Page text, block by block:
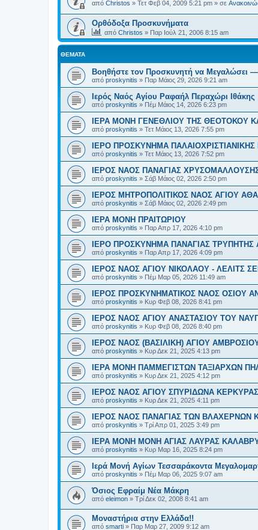
από Christos » Τετ Φεβ 04, 2009 5:21 pm » σε
Ορθόδοξα Προσκυνήματα
από Christos » Παρ Ιούλ 21, 2006 8:15 am
ΘΈΜΑΤΑ
Βοηθήστε τον Προσκυνητή να Μεγαλώσει
από proskynitis » Παρ Μάιος 29, 2026 9:21 am
Ιερός Ναός Αγίου Ραφαήλ Περαχώρι Ιθάκης
από proskynitis » Πέμ Μάιος 14, 2026 6:23 pm
ΙΕΡΑ ΜΟΝΗ ΓΕΝΕΘΛΙΟΥ ΤΗΣ ΘΕΟΤΟΚΟΥ
από proskynitis » Τετ Μάιος 13, 2026 7:55 pm
ΙΕΡΟ ΠΡΟΣΚΥΝΗΜΑ ΠΑΛΑΙΟΧΡΙΣΤΙΑΝΙΚΗΣ
από proskynitis » Τετ Μάιος 13, 2026 7:52 pm
ΙΕΡΟΣ ΝΑΟΣ ΠΑΝΑΓΙΑΣ
από proskynitis » Σάβ Μάιος 02, 2026 2:50 pm
ΙΕΡΟΣ ΜΗΤΡΟΠΟΛΙΤΙΚΟΣ ΝΑΟΣ ΑΓΙΟΥ
από proskynitis » Σάβ Μάιος 02, 2026 2:49 pm
ΙΕΡΑ ΜΟΝΗ ΠΡΑΙΤΩΡΙΟΥ
από proskynitis » Παρ Απρ 17, 2026 4:10 pm
ΙΕΡΟ ΠΡΟΣΚΥΝΗΜΑ ΠΑΝΑΓΙΑΣ ΤΡΥΠΗΤΗΣ
από proskynitis » Παρ Απρ 17, 2026 4:09 pm
ΙΕΡΟΣ ΝΑΟΣ ΑΓΙΟΥ ΝΙΚΟΛΑΟΥ - ΛΕΛΙΤΣ
από proskynitis » Πέμ Μαρ 05, 2026 11:49 am
ΙΕΡΟΣ ΠΡΟΣΚΥΝΗΜΑΤΙΚΟΣ ΝΑΟΣ ΟΣΙΟΥ
από proskynitis » Κυρ Φεβ 08, 2026 8:41 pm
ΙΕΡΟΣ ΝΑΟΣ ΑΓΙΟΥ ΑΝΑΣΤΑΣΙΟΥ ΤΟΥ
από proskynitis » Κυρ Φεβ 08, 2026 8:40 pm
ΙΕΡΟΣ ΝΑΟΣ (ΒΑΣΙΛΙΚΗ) ΑΓΙΟΥ
από proskynitis » Κυρ Δεκ 21, 2025 4:13 pm
ΙΕΡΑ ΜΟΝΗ ΠΑΜΜΕΓΙΣΤΩΝ ΤΑΞΙΑΡΧΩΝ
από proskynitis » Κυρ Δεκ 21, 2025 4:12 pm
ΙΕΡΟΣ ΝΑΟΣ ΑΓΙΟΥ ΣΠΥΡΙΔΩΝΑ ΚΕΡΚΥΡΑΣ
από proskynitis » Κυρ Δεκ 21, 2025 4:11 pm
ΙΕΡΟΣ ΝΑΟΣ ΠΑΝΑΓΙΑΣ ΤΩΝ ΒΛΑΧΕΡΝΩΝ
από proskynitis » Τρί Απρ 01, 2025 3:49 pm
ΙΕΡΑ ΜΟΝΗ ΜΟΝΗ ΑΓΙΑΣ ΛΑΥΡΑΣ
από proskynitis » Κυρ Μαρ 16, 2025 8:24 pm
Ιερά Μονή Αγίων Τεσσαράκοντα
από proskynitis » Πέμ Μαρ 06, 2025 9:07 am
Όσιος Εφραίμ Νέα Μάκρη
από eleimon » Τρί Δεκ 02, 2008 8:41 am
Μοναστήρια στην Ελλάδα!!
από smarti » Παρ Μαρ 27, 2009 9:12 am